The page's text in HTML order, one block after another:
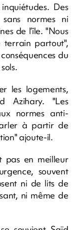
Des
normes ni
de l’île. "Nous
terrain partout",
du
les logements,
Azihary. "Les
normes anti-
à partir de
ajoute-il.
pas en meilleur
souvent
ni de lits de
ni même de